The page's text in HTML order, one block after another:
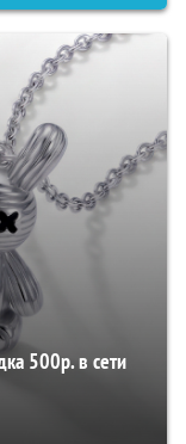
500р. в сети